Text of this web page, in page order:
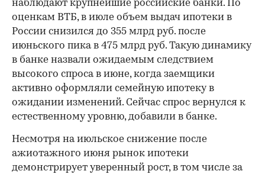
наблюдают крупнейшие российские банки. По
оценкам ВТБ, в июле объем выдач ипотеки в
России снизился до 355 млрд руб. после
июньского пика в 475 млрд руб. Такую динамику
в банке назвали ожидаемым следствием
высокого спроса в июне, когда заемщики
активно оформляли семейную ипотеку в
ожидании изменений. Сейчас спрос вернулся к
естественному уровню, добавили в банке.
Несмотря на июльское снижение после
ажиотажного июня рынок ипотеки
демонстрирует уверенный рост, в том числе за